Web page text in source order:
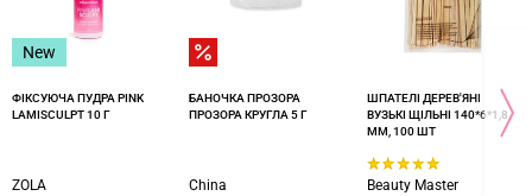
New
ФІКСУЮЧА ПУДРА PINK
LAMISCULPT 10 Г
ZOLA
БАНОЧКА ПРОЗОРА
ПРОЗОРА КРУГЛА 5 Г
China
ШПАТЕЛІ ДЕРЕВ'ЯНІ
ВУЗЬКІ ЩІЛЬНІ 140*6*1,8
ММ, 100 ШТ
Beauty Master